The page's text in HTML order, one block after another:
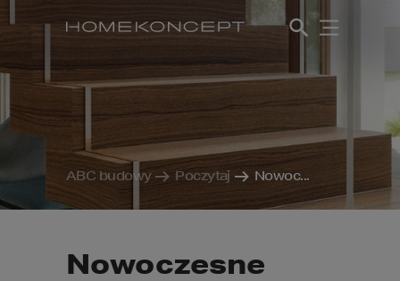
ABC budowy Poczytaj Nowoc...
Nowoczesne